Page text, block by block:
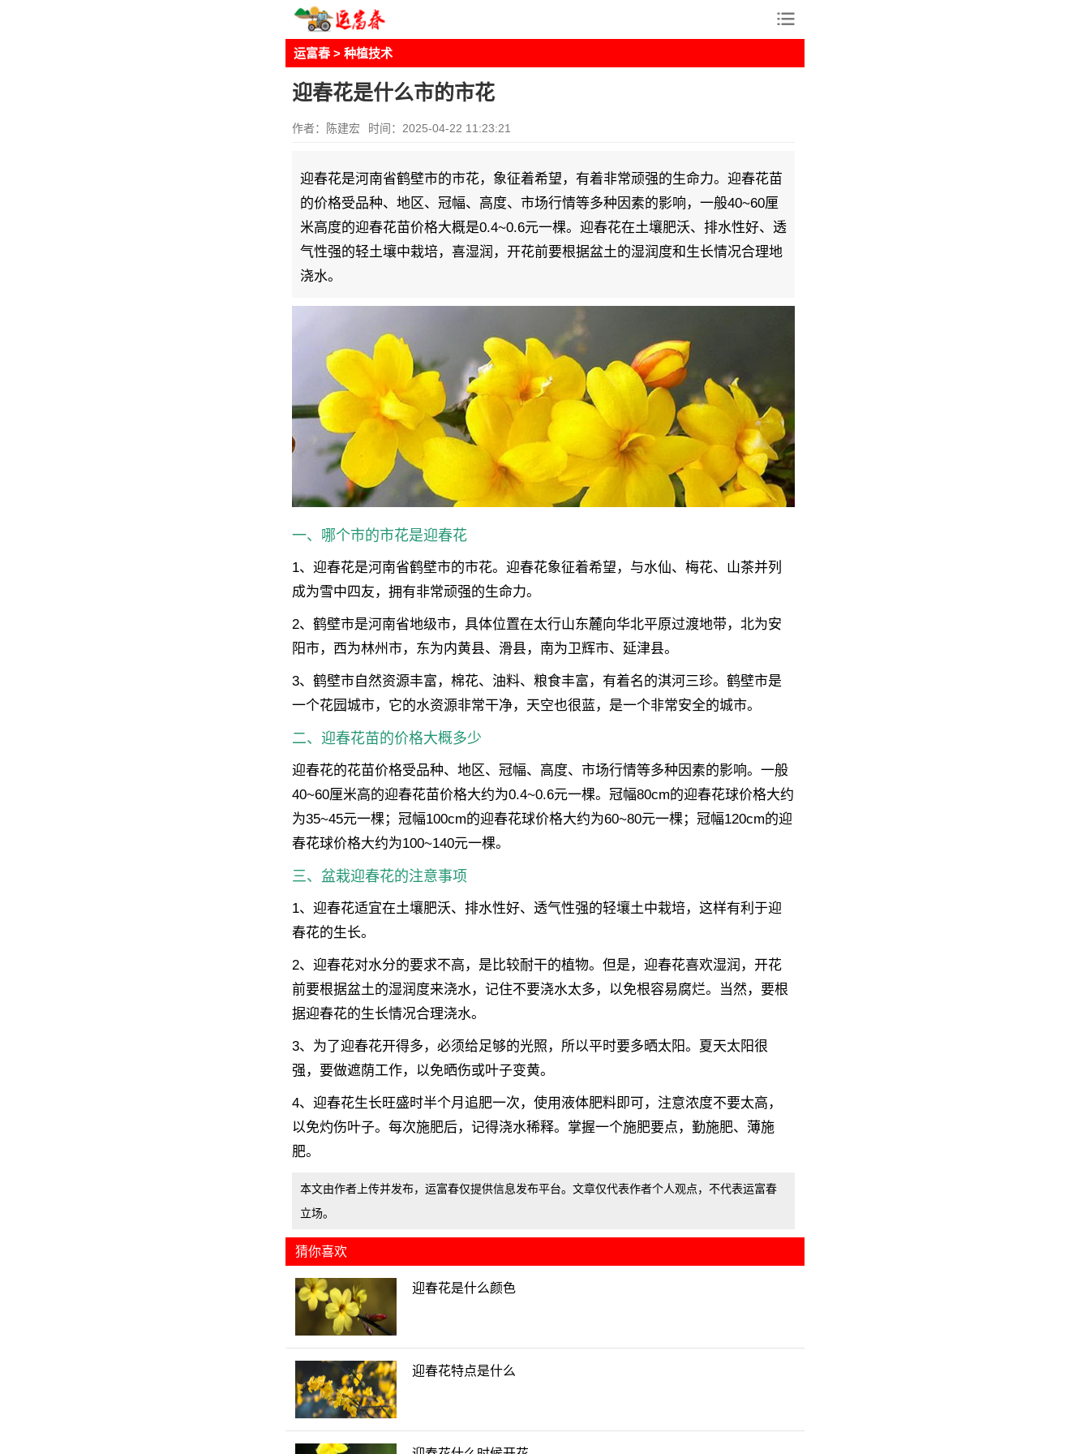
运富春 > 种植技术
迎春花是什么市的市花
作者：陈建宏 时间：2025-04-22 11:23:21
迎春花是河南省鹤壁市的市花，象征着希望，有着非常顽强的生命力。迎春花苗
的价格受品种、地区、冠幅、高度、市场行情等多种因素的影响，一般40~60厘
米高度的迎春花苗价格大概是0.4~0.6元一棵。迎春花在土壤肥沃、排水性好、透
气性强的轻土壤中栽培，喜湿润，开花前要根据盆土的湿润度和生长情况合理地
浇水。
一、哪个市的市花是迎春花
1、迎春花是河南省鹤壁市的市花。迎春花象征着希望，与水仙、梅花、山茶并列
成为雪中四友，拥有非常顽强的生命力。
2、鹤壁市是河南省地级市，具体位置在太行山东麓向华北平原过渡地带，北为安
阳市，西为林州市，东为内黄县、滑县，南为卫辉市、延津县。
3、鹤壁市自然资源丰富，棉花、油料、粮食丰富，有着名的淇河三珍。鹤壁市是
一个花园城市，它的水资源非常干净，天空也很蓝，是一个非常安全的城市。
二、迎春花苗的价格大概多少
迎春花的花苗价格受品种、地区、冠幅、高度、市场行情等多种因素的影响。一般
40~60厘米高的迎春花苗价格大约为0.4~0.6元一棵。冠幅80cm的迎春花球价格大约
为35~45元一棵；冠幅100cm的迎春花球价格大约为60~80元一棵；冠幅120cm的迎
春花球价格大约为100~140元一棵。
三、盆栽迎春花的注意事项
1、迎春花适宜在土壤肥沃、排水性好、透气性强的轻壤土中栽培，这样有利于迎
春花的生长。
2、迎春花对水分的要求不高，是比较耐干的植物。但是，迎春花喜欢湿润，开花
前要根据盆土的湿润度来浇水，记住不要浇水太多，以免根容易腐烂。当然，要根
据迎春花的生长情况合理浇水。
3、为了迎春花开得多，必须给足够的光照，所以平时要多晒太阳。夏天太阳很
强，要做遮荫工作，以免晒伤或叶子变黄。
4、迎春花生长旺盛时半个月追肥一次，使用液体肥料即可，注意浓度不要太高，
以免灼伤叶子。每次施肥后，记得浇水稀释。掌握一个施肥要点，勤施肥、薄施
肥。
本文由作者上传并发布，运富春仅提供信息发布平台。文章仅代表作者个人观点，不代表运富春
立场。
猜你喜欢
迎春花是什么颜色
迎春花特点是什么